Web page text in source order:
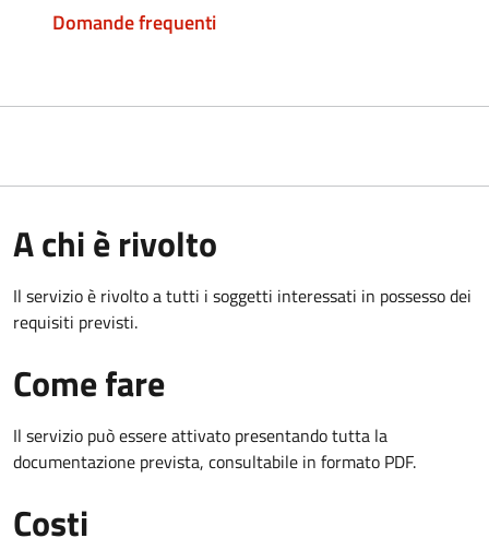
Domande frequenti
A chi è rivolto
Il servizio è rivolto a tutti i soggetti interessati in possesso dei
requisiti previsti.
Come fare
Il servizio può essere attivato presentando tutta la
documentazione prevista, consultabile in formato PDF.
Costi